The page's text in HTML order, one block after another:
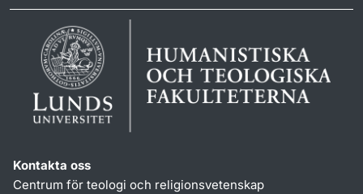
Kontakta oss
Centrum för teologi och religionsvetenskap